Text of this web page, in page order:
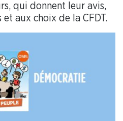
qui donnent leur avis,
aux choix de la CFDT.